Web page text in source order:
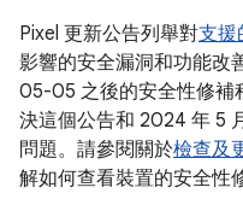
Pixel 更新公告列舉對支援
影響的安全漏洞和功能改
05-05 之後的安全性修補
決這個公告和 2024 年 5
問題。請參閱關於檢查及
解如何查看裝置的安全性